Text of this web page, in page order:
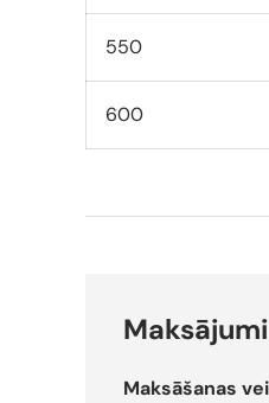
550
600
Maksāšanas